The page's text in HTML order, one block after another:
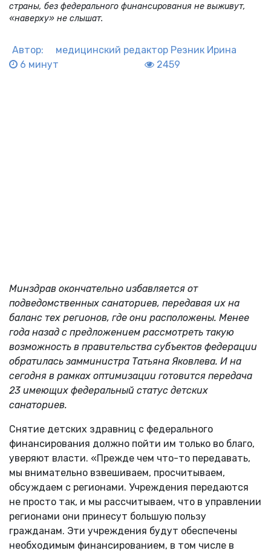
страны, без федерального финансирования не выживут,
«наверху» не слышат.
Автор: медицинский редактор Резник Ирина
6 минут
2459
Минздрав окончательно избавляется от
подведомственных санаториев, передавая их на
баланс тех регионов, где они расположены. Менее
года назад с предложением рассмотреть такую
возможность в правительства субъектов федерации
обратилась замминистра Татьяна Яковлева. И на
сегодня в рамках оптимизации готовится передача
23 имеющих федеральный статус детских
санаториев.
Снятие детских здравниц с федерального
финансирования должно пойти им только во благо,
уверяют власти. «Прежде чем что-то передавать,
мы внимательно взвешиваем, просчитываем,
обсуждаем с регионами. Учреждения передаются
не просто так, и мы рассчитываем, что в управлении
регионами они принесут большую пользу
гражданам. Эти учреждения будут обеспечены
необходимым финансированием, в том числе в